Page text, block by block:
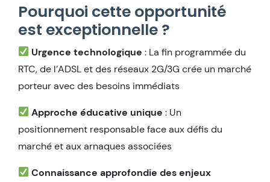
Pourquoi cette opportunité
est exceptionnelle ?
Urgence technologique : La fin programmée du
RTC, de l’ADSL et des réseaux 2G/3G crée un marché
porteur avec des besoins immédiats
Approche éducative unique : Un
positionnement responsable face aux défis du
marché et aux arnaques associées
Connaissance approfondie des enjeux